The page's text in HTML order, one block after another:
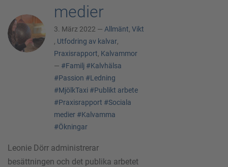
medier
3. März 2022 — Allmänt, Vikt
, Utfodring av kalvar,
Praxisrapport, Kalvammor
— #Familj #Kalvhälsa
#Passion #Ledning
#MjölkTaxi #Publikt arbete
#Praxisrapport #Sociala
medier #Kalvamma
#Ökningar
Leonie Dörr administrerar
besättningen och det publika arbetet